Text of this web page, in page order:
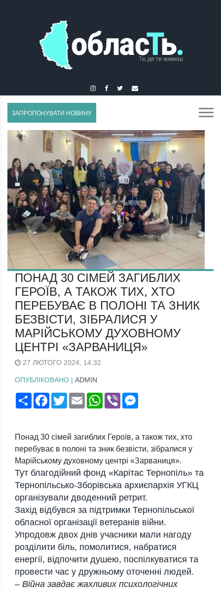
ЗАПРОПОНУВАТИ НОВИНУ
ПОНАД 30 СІМЕЙ ЗАГИБЛИХ
ГЕРОЇВ, А ТАКОЖ ТИХ, ХТО
ПЕРЕБУВАЄ В ПОЛОНІ ТА ЗНИК
БЕЗВІСТИ, ЗІБРАЛИСЯ У
МАРІЙСЬКОМУ ДУХОВНОМУ
ЦЕНТРІ «ЗАРВАНИЦЯ»
27 ЛЮТОГО 2024, 14:32
ОПУБЛІКОВАНО | ADMIN
ПоширитиFacebook
TwitterEmail WhatsApp
Viber
Понад 30 сімей загиблих Героїв, а також тих, хто
перебуває в полоні та зник безвісти, зібралися у
Марійському духовному центрі «Зарваниця».
Тут благодійний фонд «Карітас Тернопіль» та
Тернопільсько-Зборівська архиєпархія УГКЦ
організували дводенний ретрит.
Захід відбувся за підтримки Тернопільської
обласної організації ветеранів війни.
Упродовж двох днів учасники мали нагоду
розділити біль, помолитися, набратися
енергії, відпочити душею, поспілкуватися та
провести час у дружньому оточенні людей.
– Війна завдає жахливих психологічних